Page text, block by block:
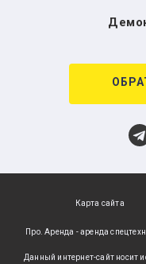
Про. Аренда - аренда
Данный интернет-сайт носит
Карта сайта